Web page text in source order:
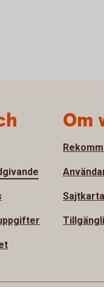
Om
Sajtkarta